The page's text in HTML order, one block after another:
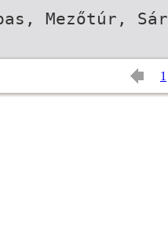
Mezőtúr,
1